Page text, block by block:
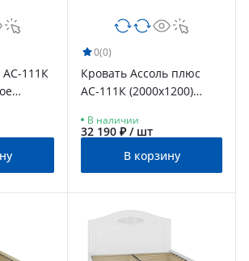
АС-111К
0(0)
Кровать Ассоль плюс
АС-111К (2000х1200)
В наличии
32 190 ₽ / шт
В корзину